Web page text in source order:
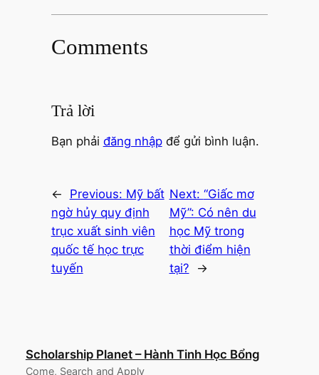
Comments
Trả lời
Bạn phải đăng nhậpđể gửi bình luận.
← Previous: Mỹ bất
ngờ hủy quy định
trục xuất sinh viên
quốc tế học trực
tuyến
Next: “Giấc mơ
Mỹ”: Có nên du
học Mỹ trong
thời điểm hiện
tại?
→
Scholarship Planet – Hành Tinh Học Bổng
Come, Search and Apply